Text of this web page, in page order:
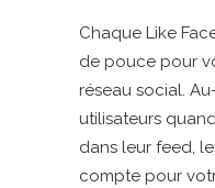
Chaque Like
de pouce pour
réseau social.
utilisateurs
dans leur feed,
compte pour